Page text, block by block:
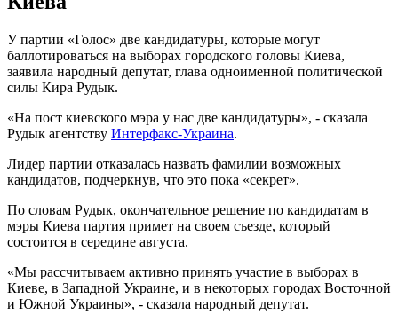
У партии «Голос» две кандидатуры, которые могут
баллотироваться на выборах городского головы Киева,
заявила народный депутат, глава одноименной политической
силы Кира Рудык.
«На пост киевского мэра у нас две кандидатуры», - сказала
Рудык агентству Интерфакс-Украина.
Лидер партии отказалась назвать фамилии возможных
кандидатов, подчеркнув, что это пока «секрет».
По словам Рудык, окончательное решение по кандидатам в
мэры Киева партия примет на своем съезде, который
состоится в середине августа.
«Мы рассчитываем активно принять участие в выборах в
Киеве, в Западной Украине, и в некоторых городах Восточной
и Южной Украины», - сказала народный депутат.